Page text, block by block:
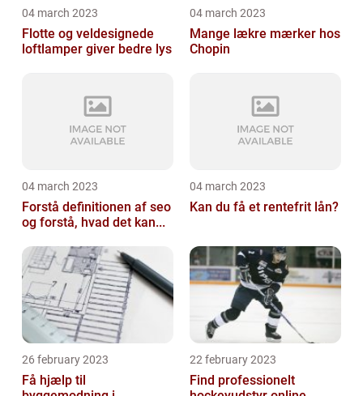
04 march 2023
Flotte og veldesignede
loftlamper giver bedre lys
04 march 2023
Mange lækre mærker hos
Chopin
04 march 2023
Forstå definitionen af seo
og forstå, hvad det kan...
04 march 2023
Kan du få et rentefrit lån?
26 february 2023
Få hjælp til
22 february 2023
Find professionelt